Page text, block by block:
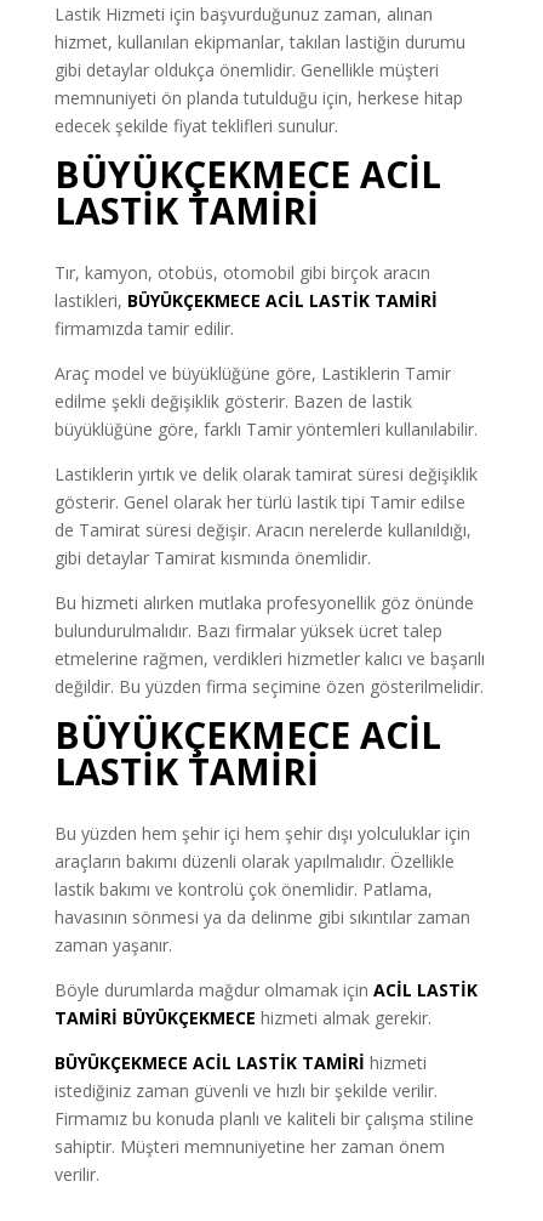
Lastik Hizmeti için başvurduğunuz zaman, alınan
hizmet, kullanılan ekipmanlar, takılan lastiğin durumu
gibi detaylar oldukça önemlidir. Genellikle müşteri
memnuniyeti ön planda tutulduğu için, herkese hitap
edecek şekilde fiyat teklifleri sunulur.
BÜYÜKÇEKMECE ACİL
LASTİK TAMİRİ
Tır, kamyon, otobüs, otomobil gibi birçok aracın
lastikleri, BÜYÜKÇEKMECE ACİL LASTİK TAMİRİ
firmamızda tamir edilir.
Araç model ve büyüklüğüne göre, Lastiklerin Tamir
edilme şekli değişiklik gösterir. Bazen de lastik
büyüklüğüne göre, farklı Tamir yöntemleri kullanılabilir.
Lastiklerin yırtık ve delik olarak tamirat süresi değişiklik
gösterir. Genel olarak her türlü lastik tipi Tamir edilse
de Tamirat süresi değişir. Aracın nerelerde kullanıldığı,
gibi detaylar Tamirat kısmında önemlidir.
Bu hizmeti alırken mutlaka profesyonellik göz önünde
bulundurulmalıdır. Bazı firmalar yüksek ücret talep
etmelerine rağmen, verdikleri hizmetler kalıcı ve başarılı
değildir. Bu yüzden firma seçimine özen gösterilmelidir.
BÜYÜKÇEKMECE ACİL
LASTİK TAMİRİ
Bu yüzden hem şehir içi hem şehir dışı yolculuklar için
araçların bakımı düzenli olarak yapılmalıdır. Özellikle
lastik bakımı ve kontrolü çok önemlidir. Patlama,
havasının sönmesi ya da delinme gibi sıkıntılar zaman
zaman yaşanır.
Böyle durumlarda mağdur olmamak için ACİL LASTİK
TAMİRİ BÜYÜKÇEKMECE hizmeti almak gerekir.
BÜYÜKÇEKMECE ACİL LASTİK TAMİRİ hizmeti
istediğiniz zaman güvenli ve hızlı bir şekilde verilir.
Firmamız bu konuda planlı ve kaliteli bir çalışma stiline
sahiptir. Müşteri memnuniyetine her zaman önem
verilir.